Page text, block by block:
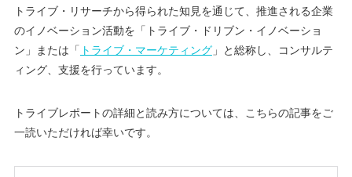
トライブ・リサーチから得られた知見を通じて、推進される企業
のイノベーション活動を「トライブ・ドリブン・イノベーショ
ン」または「
トライブ・マーケティング」と総称し、コンサルテ
ィング、支援を行っています。
トライブレポートの詳細と読み方については、こちらの記事をご
一読いただければ幸いです。